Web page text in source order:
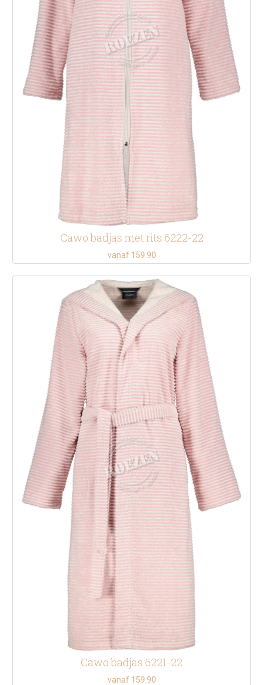
Cawo badjas met rits 6222-22
vanaf 159.90
Cawo badjas 6221-22
vanaf 159.90